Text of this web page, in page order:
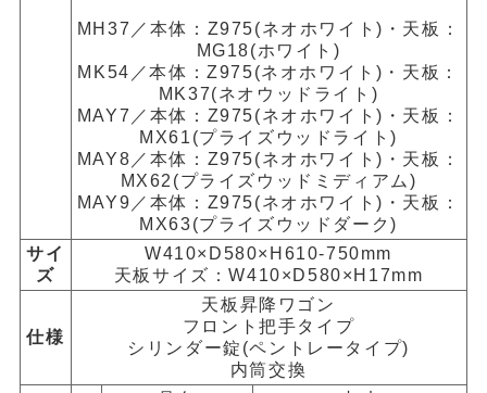
MH37／本体：Z975(ネオホワイト)・天板：
MG18(ホワイト)
MK54／本体：Z975(ネオホワイト)・天板：
MK37(ネオウッドライト)
MAY7／本体：Z975(ネオホワイト)・天板：
MX61(プライズウッドライト)
MAY8／本体：Z975(ネオホワイト)・天板：
MX62(プライズウッドミディアム)
MAY9／本体：Z975(ネオホワイト)・天板：
MX63(プライズウッドダーク)
サイ
ズ
W410×D580×H610-750mm
天板サイズ：W410×D580×H17mm
仕様
天板昇降ワゴン
フロント把手タイプ
シリンダー錠(ペントレータイプ)
内筒交換